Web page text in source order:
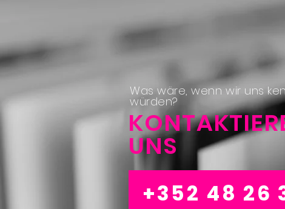
Was wäre, wenn wir uns
würden?
UNS
+352 48 26